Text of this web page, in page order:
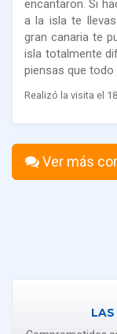
encantaron. Si
a la isla te
gran canaria te
isla totalmente
piensas que
Realizó la visita el
Ver más
LAS